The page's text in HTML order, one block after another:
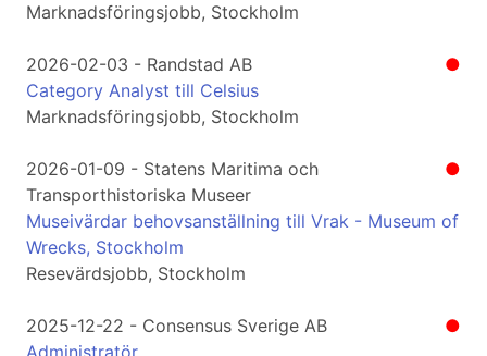
Marknadsföringsjobb, Stockholm
●
2026-02-03 - Randstad AB
Category Analyst till Celsius
Marknadsföringsjobb, Stockholm
●
2026-01-09 - Statens Maritima och
Transporthistoriska Museer
Museivärdar behovsanställning till Vrak - Museum of
Wrecks, Stockholm
Resevärdsjobb, Stockholm
●
2025-12-22 - Consensus Sverige AB